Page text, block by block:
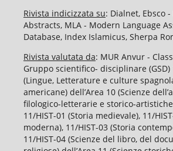
Rivista indicizzata su: Dialnet, Ebsco
Abstracts, MLA - Modern Language
Database, Index Islamicus, Sherpa
Rivista valutata da: MUR Anvur -
Gruppo scientifico- disciplinare (GSD)
(Lingue, Letterature e culture
americane) dell’Area 10 (Scienze
filologico-letterarie e storico-
11/HIST-01 (Storia medievale), 11/
moderna), 11/HIST-03 (Storia
11/HIST-04 (Scienze del libro, del